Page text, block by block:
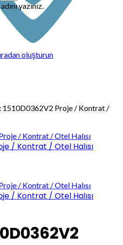
yazınız.
oluşturun
1510D0362V2 Proje / Kontrat /
/ Kontrat / Otel Halısı
/ Kontrat / Otel Halısı